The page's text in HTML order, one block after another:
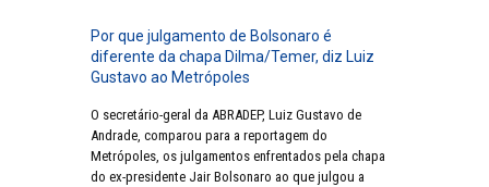
Por que julgamento de Bolsonaro é
diferente da chapa Dilma/Temer, diz Luiz
Gustavo ao Metrópoles
O secretário-geral da ABRADEP, Luiz Gustavo de
Andrade, comparou para a reportagem do
Metrópoles, os julgamentos enfrentados pela chapa
do ex-presidente Jair Bolsonaro ao que julgou a